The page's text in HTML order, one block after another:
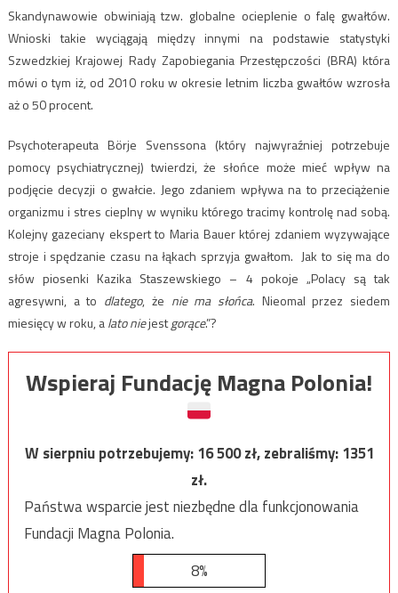
Skandynawowie obwiniają tzw. globalne ocieplenie o falę gwałtów.
Wnioski takie wyciągają między innymi na podstawie statystyki
Szwedzkiej Krajowej Rady Zapobiegania Przestępczości (BRA) która
mówi o tym iż, od 2010 roku w okresie letnim liczba gwałtów wzrosła
aż o 50 procent.
Psychoterapeuta Börje Svenssona (który najwyraźniej potrzebuje
pomocy psychiatrycznej) twierdzi, że słońce może mieć wpływ na
podjęcie decyzji o gwałcie. Jego zdaniem wpływa na to przeciążenie
organizmu i stres cieplny w wyniku którego tracimy kontrolę nad sobą.
Kolejny gazeciany ekspert to Maria Bauer której zdaniem wyzywające
stroje i spędzanie czasu na łąkach sprzyja gwałtom. Jak to się ma do
słów piosenki Kazika Staszewskiego – 4 pokoje „Polacy są tak
agresywni, a to dlatego, że nie ma słońca. Nieomal przez siedem
miesięcy w roku, alato niejestgorące.”?
Wspieraj Fundację Magna Polonia!
W sierpniu potrzebujemy:16 500zł, zebraliśmy:1351
zł.
Państwa wsparcie jest niezbędne dla funkcjonowania
Fundacji Magna Polonia.
8%